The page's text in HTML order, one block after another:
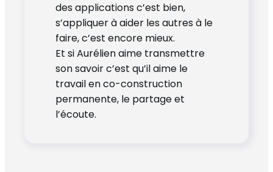
des applications c’est bien,
s’appliquer à aider les autres à le
faire, c’est encore mieux.
Et si Aurélien aime transmettre
son savoir c’est qu’il aime le
travail en co-construction
permanente, le partage et
l’écoute.